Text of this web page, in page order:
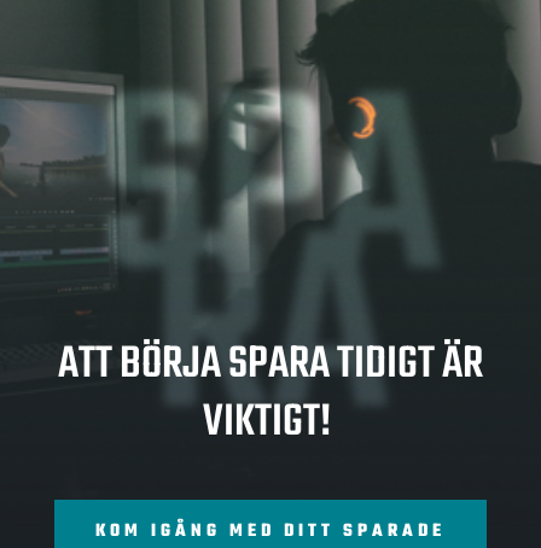
SPA
RA
ATT BÖRJA SPARA TIDIGT ÄR
VIKTIGT!
KOM IGÅNG MED DITT SPARADE